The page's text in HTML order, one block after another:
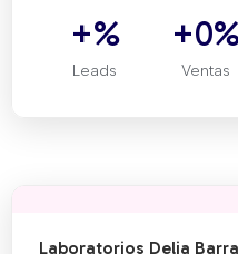
Leads
+%
Ventas
+0
Laboratorios Delia